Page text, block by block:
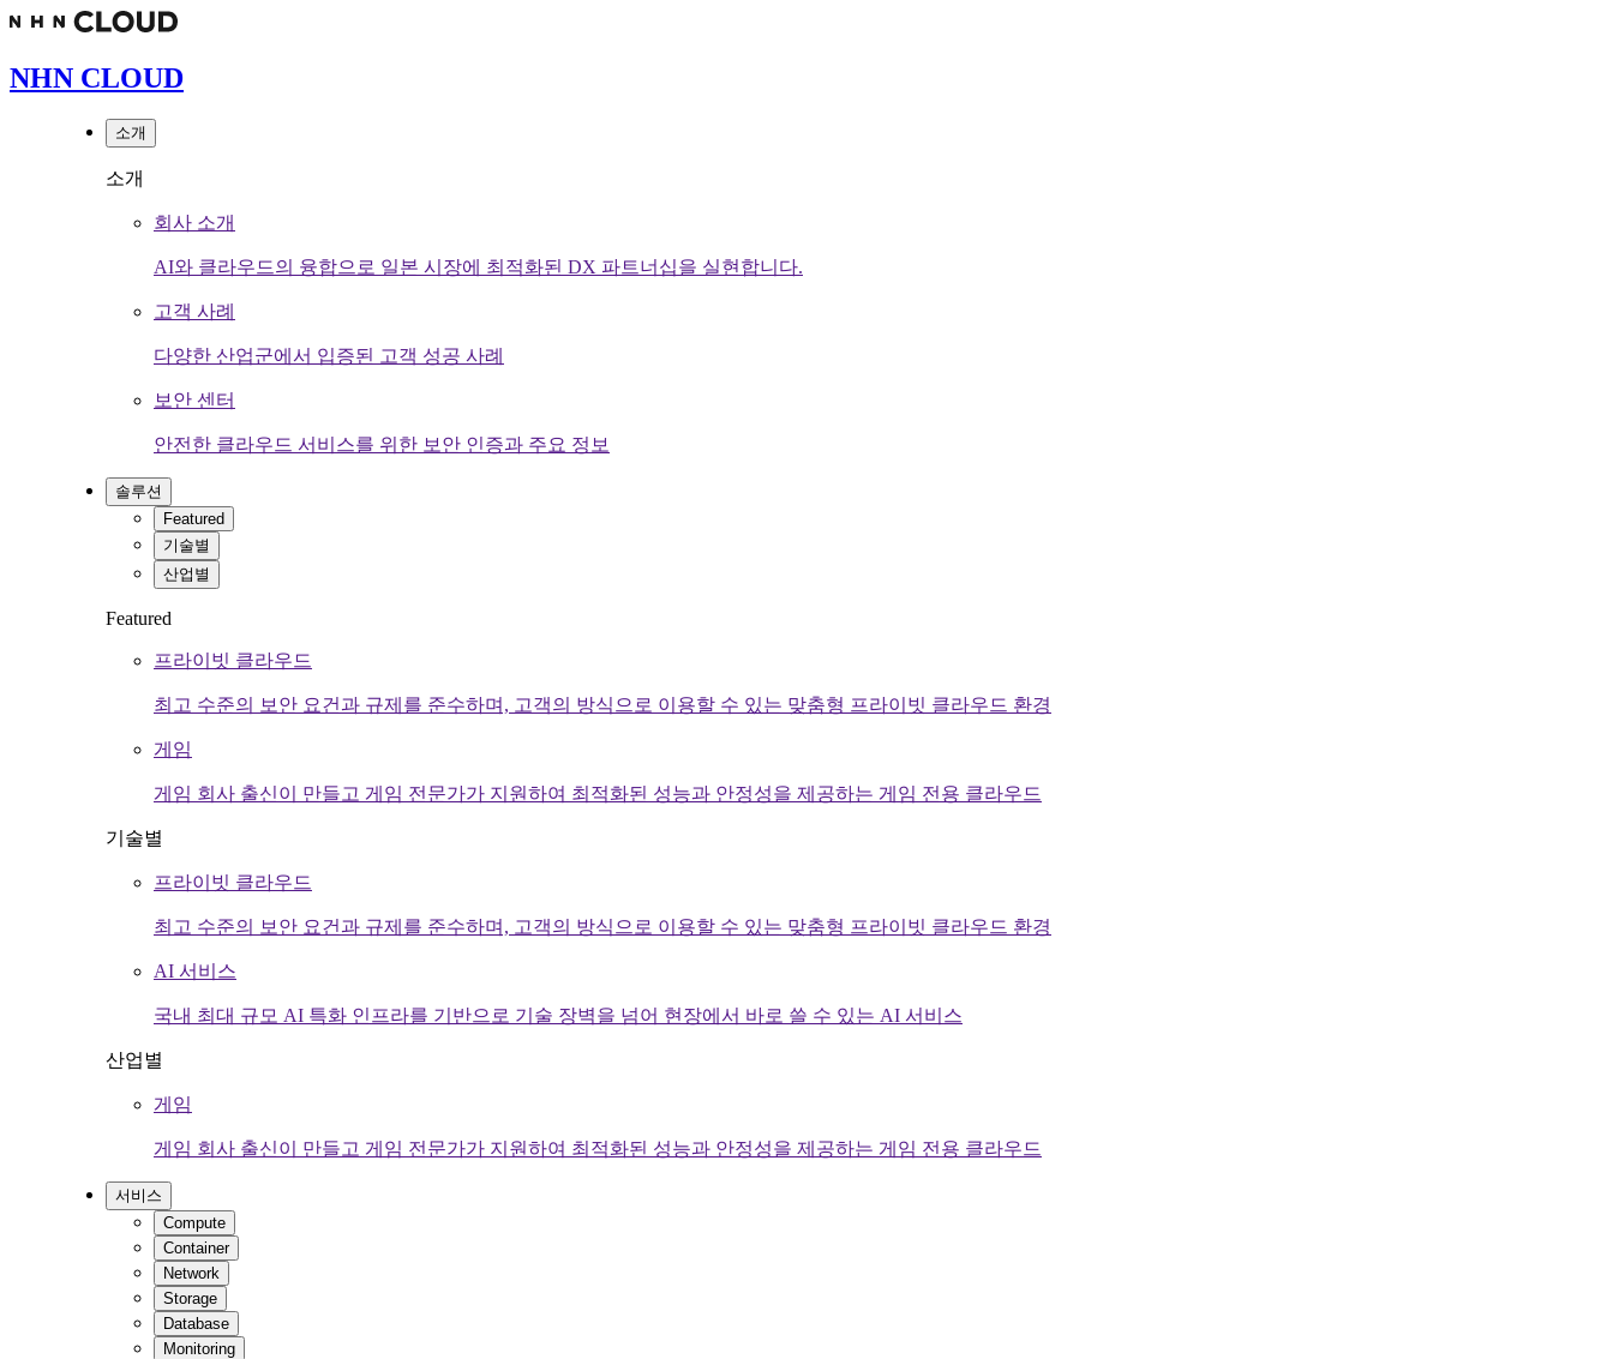
NHN CLOUD
소개
소개
회사 소개
AI와 클라우드의 융합으로 일본 시장에 최적화된 DX 파트너십을 실현합니다.
고객 사례
다양한 산업군에서 입증된 고객 성공 사례
보안 센터
안전한 클라우드 서비스를 위한 보안 인증과 주요 정보
솔루션
Featured
기술별
산업별
Featured
프라이빗 클라우드
최고 수준의 보안 요건과 규제를 준수하며, 고객의 방식으로 이용할 수 있는 맞춤형 프라이빗 클라우드 환경
게임
게임 회사 출신이 만들고 게임 전문가가 지원하여 최적화된 성능과 안정성을 제공하는 게임 전용 클라우드
기술별
프라이빗 클라우드
최고 수준의 보안 요건과 규제를 준수하며, 고객의 방식으로 이용할 수 있는 맞춤형 프라이빗 클라우드 환경
AI 서비스
국내 최대 규모 AI 특화 인프라를 기반으로 기술 장벽을 넘어 현장에서 바로 쓸 수 있는 AI 서비스
산업별
게임
게임 회사 출신이 만들고 게임 전문가가 지원하여 최적화된 성능과 안정성을 제공하는 게임 전용 클라우드
서비스
Compute
Container
Network
Storage
Database
Monitoring